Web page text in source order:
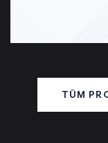
TÜM